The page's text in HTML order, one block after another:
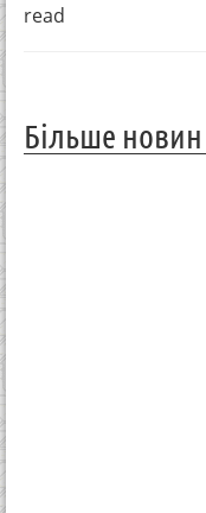
read
Більше новин